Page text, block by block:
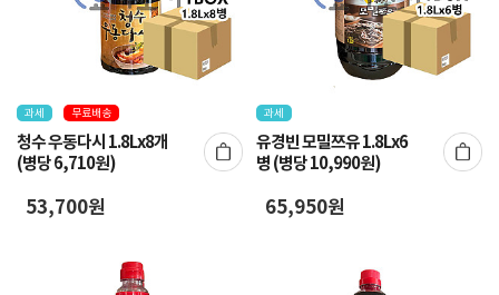
과세 무료배송
청수 우동다시 1.8Lx8개
(병당 6,710원)
53,700원
과세
유경빈 모밀쯔유 1.8Lx6
병 (병당 10,990원)
65,950원